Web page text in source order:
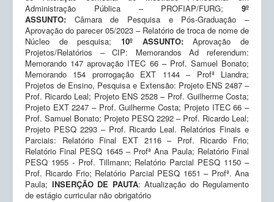
Administração Pública – PROFIAP/FURG; 9º
ASSUNTO: Câmara de Pesquisa e Pós-Graduação –
Aprovação do parecer 05/2023 – Relatório de troca de nome de
Núcleo de pesquisa; 10º ASSUNTO:Aprovação de
Projetos/Relatórios – CIP: Memorandos Ad referendum:
Memorando 147 aprovação ITEC 66 – Prof. Samuel Bonato;
Memorando 154 prorrogação EXT 1144 – Profª Liandra;
Projetos de Ensino, Pesquisa e Extensão: Projeto ENS 2487 –
Prof. Ricardo Leal; Projeto ENS 2528 – Prof. Guilherme Costa;
Projeto EXT 2247 – Prof. Guilherme Costa; Projeto ITEC 66 –
Prof. Samuel Bonato; Projeto PESQ 2292 – Prof. Ricardo Leal;
Projeto PESQ 2293 – Prof. Ricardo Leal. Relatórios Finais e
Parciais: Relatório Final EXT 2116 – Prof. Ricardo Frio;
Relatório Final PESQ 1645 – Profª Ana Paula; Relatório Final
PESQ 1955 - Prof. Tillmann; Relatório Parcial PESQ 1150 –
Prof. Ricardo Frio; Relatório Parcial PESQ 1651 – Profª. Ana
Paula; INSERÇÃO DE PAUTA: Atualização do Regulamento
de estágio curricular não obrigatório